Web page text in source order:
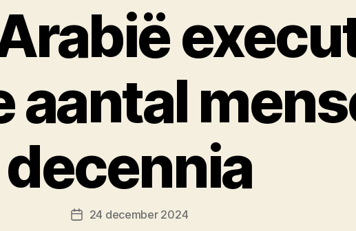
aantal
decennia
Berichtdatum
24 december 2024